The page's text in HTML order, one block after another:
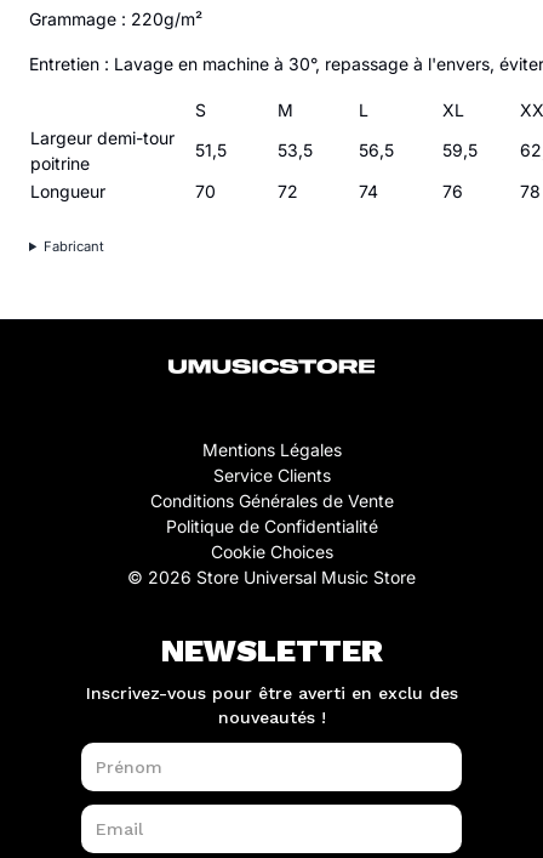
Grammage : 220g/m²
Entretien : Lavage en machine à 30°, repassage à l'envers,
S M L XL
Largeur demi-tour
poitrine
51,5 53,5 56,5 59,5
Longueur
70 72 74 76 78
Fabricant
Mentions Légales
Service Clients
Conditions Générales de Vente
Politique de Confidentialité
Cookie Choices
© 2026 Store Universal Music Store